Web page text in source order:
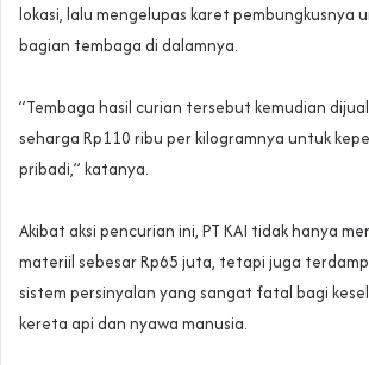
lokasi, lalu mengelupas karet pembungkusnya
bagian tembaga di dalamnya.
‎”Tembaga hasil curian tersebut kemudian
seharga Rp110 ribu per kilogramnya untuk
pribadi,” katanya.
‎Akibat aksi pencurian ini, PT KAI tidak hanya
materiil sebesar Rp65 juta, tetapi juga
sistem persinyalan yang sangat fatal bagi
kereta api dan nyawa manusia.